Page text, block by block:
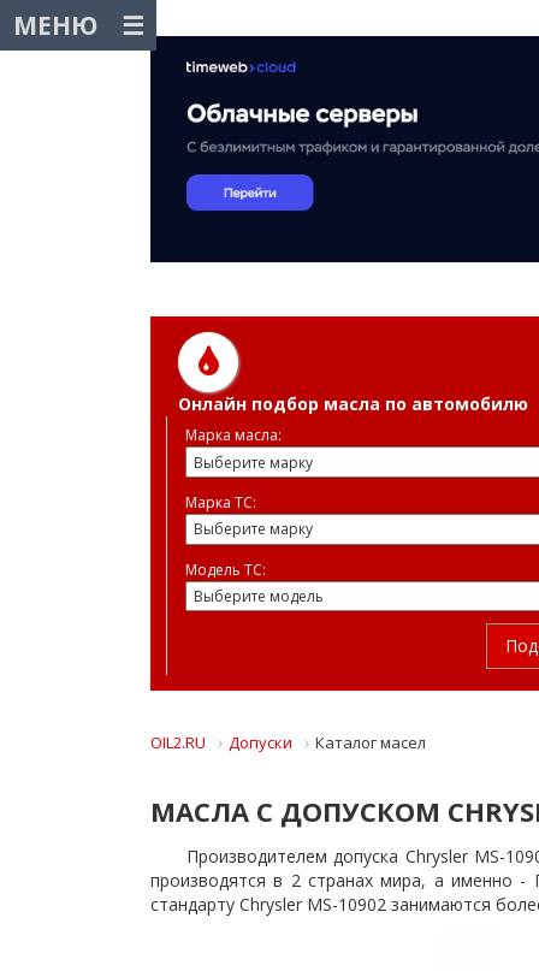
МЕНЮ
Онлайн подбор масла по автомобилю
Марка масла:
Марка ТС:
Модель ТС:
OIL2.RU Допуски Каталог масел
МАСЛА С ДОПУСКОМ
Производителем допуска Chrysler MS-
производятся в 2 странах мира, а именно
стандарту Chrysler MS-10902 занимаются